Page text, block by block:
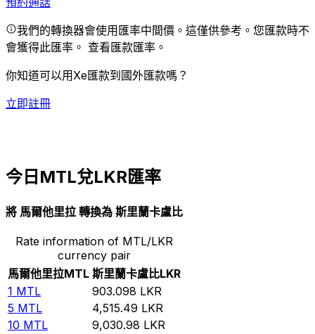
我們的轉換器會使用匯率中間價。這僅供參考。您匯款時不
會獲得此匯率。 查看匯款匯率。
你知道可以用Xe匯款到國外匯款嗎？
立即註冊
今日MTL兌LKR匯率
將 馬爾他里拉 轉換為 斯里蘭卡盧比
Rate information of MTL/LKR
currency pair
馬爾他里拉MTL 斯里蘭卡盧比LKR
1 MTL 903.098 LKR
5 MTL 4,515.49 LKR
10 MTL 9,030.98 LKR